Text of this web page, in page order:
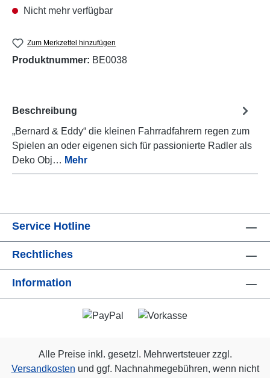
Nicht mehr verfügbar
Zum Merkzettel hinzufügen
Produktnummer: BE0038
Beschreibung
„Bernard & Eddy“ die kleinen Fahrradfahrern regen zum
Spielen an oder eigenen sich für passionierte Radler als
Deko Obj… Mehr
Service Hotline
Rechtliches
Information
Alle Preise inkl. gesetzl. Mehrwertsteuer zzgl.
Versandkosten und ggf. Nachnahmegebühren, wenn nicht